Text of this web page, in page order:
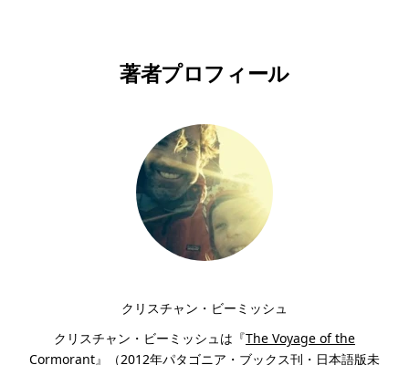
著者プロフィール
クリスチャン・ビーミッシュ
クリスチャン・ビーミッシュは『The Voyage of the
Cormorant』（2012年パタゴニア・ブックス刊・日本語版未